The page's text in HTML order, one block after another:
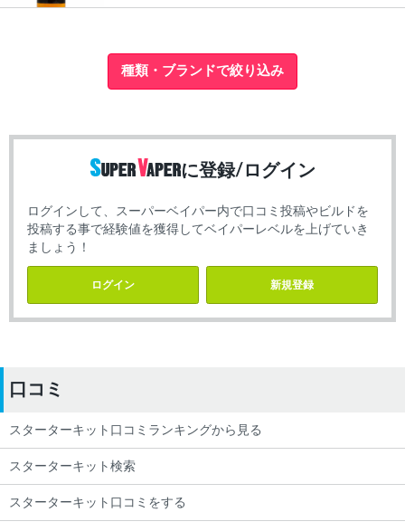
種類・ブランドで絞り込み
に登録/ログイン
ログインして、スーパーベイパー内で口コミ投稿やビルドを
投稿する事で経験値を獲得してベイパーレベルを上げていき
ましょう！
ログイン 新規登録
口コミ
スターターキット口コミランキングから見る
スターターキット検索
スターターキット口コミをする